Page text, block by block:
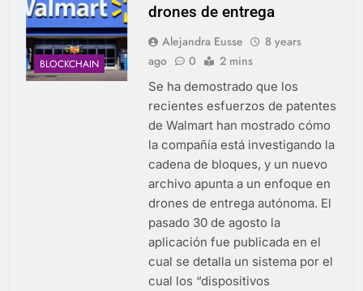
BLOCKCHAIN
drones de entrega
Alejandra Eusse
8 years
ago
0 2 mins
Se ha demostrado que los
recientes esfuerzos de patentes
de Walmart han mostrado cómo
la compañía está investigando la
cadena de bloques, y un nuevo
archivo apunta a un enfoque en
drones de entrega autónoma. El
pasado 30 de agosto la
aplicación fue publicada en el
cual se detalla un sistema por el
cual los “dispositivos